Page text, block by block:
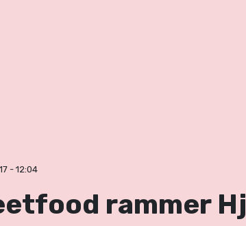
- 12:04
rammer